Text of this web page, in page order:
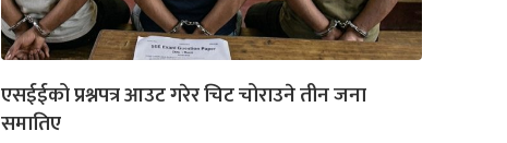
एसईईको प्रश्नपत्र आउट गरेर चिट चोराउने तीन जना
समातिए